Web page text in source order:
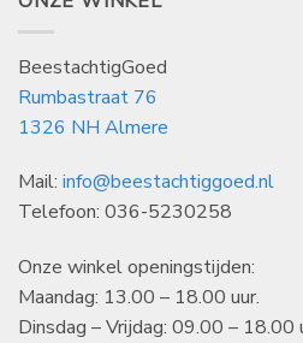
BeestachtigGoed
Rumbastraat 76
1326 NH Almere
Mail: info@beestachtiggoed.nl
Telefoon: 036-5230258
Onze winkel openingstijden:
Maandag: 13.00 – 18.00 uur.
Dinsdag – Vrijdag: 09.00 – 18.00